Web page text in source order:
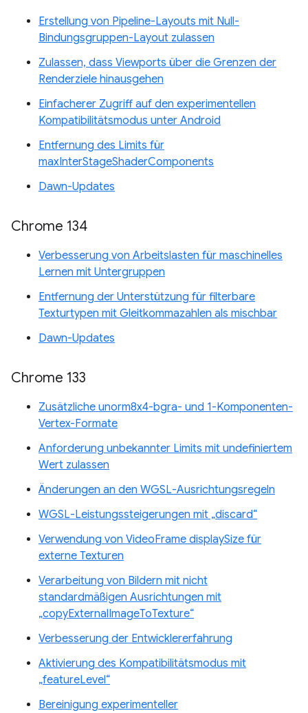
Erstellung von Pipeline-Layouts mit Null-
Bindungsgruppen-Layout zulassen
Zulassen, dass Viewports über die Grenzen der
Renderziele hinausgehen
Einfacherer Zugriff auf den experimentellen
Kompatibilitätsmodus unter Android
Entfernung des Limits für
maxInterStageShaderComponents
Dawn-Updates
Chrome 134
Verbesserung von Arbeitslasten für maschinelles
Lernen mit Untergruppen
Entfernung der Unterstützung für filterbare
Texturtypen mit Gleitkommazahlen als mischbar
Dawn-Updates
Chrome 133
Zusätzliche unorm8x4-bgra- und 1-Komponenten-
Vertex-Formate
Anforderung unbekannter Limits mit undefiniertem
Wert zulassen
Änderungen an den WGSL-Ausrichtungsregeln
WGSL-Leistungssteigerungen mit „discard“
Verwendung von VideoFrame displaySize für
externe Texturen
Verarbeitung von Bildern mit nicht
standardmäßigen Ausrichtungen mit
„copyExternalImageToTexture“
Verbesserung der Entwicklererfahrung
Aktivierung des Kompatibilitätsmodus mit
„featureLevel“
Bereinigung experimenteller